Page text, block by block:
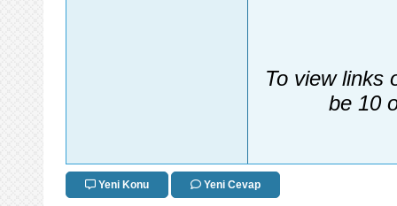
To view links
be 10
Yeni Konu Yeni Cevap